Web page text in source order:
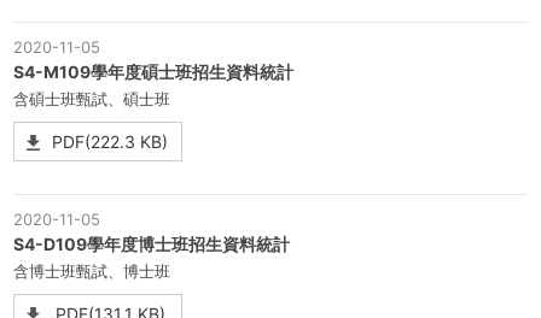
2020-11-05
S4-M109學年度碩士班招生資料統計
含碩士班甄試、碩士班
PDF(222.3 KB)
2020-11-05
S4-D109學年度博士班招生資料統計
含博士班甄試、博士班